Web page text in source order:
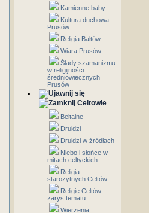
Kamienne baby
Kultura duchowa
Prusów
Religia Bałtów
Wiara Prusów
Ślady szamanizmu
w religijności
średniowiecznych
Prusów
Celtowie
Beltaine
Druidzi
Druidzi w źródłach
Niebo i słońce w
mitach celtyckich
Religia
starożytnych Celtów
Religie Celtów -
zarys tematu
Wierzenia